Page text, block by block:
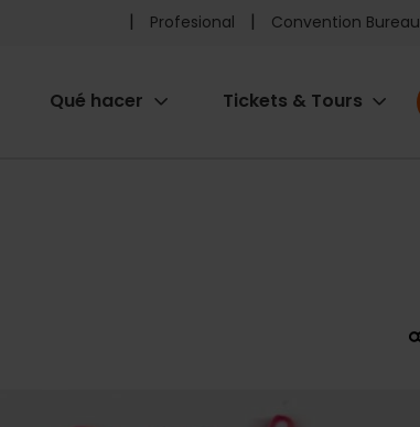
Pre
header
Profesional Convention Bureau
Qué hacer Tickets & Tours